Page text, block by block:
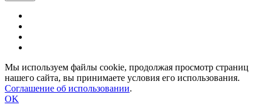
Мы используем файлы cookie, продолжая просмотр страниц
нашего сайта, вы принимаете условия его использования.
Соглашение об использовании.
OK